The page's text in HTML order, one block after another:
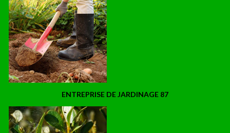
ENTREPRISE DE JARDINAGE 87